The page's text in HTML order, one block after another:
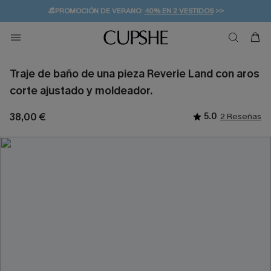
👒PROMOCIÓN DE VERANO:-10% EN 2 VESTIDOS>>
💌¡SUSCRIBIRSE & GANAR -10% EXTRA!
🚚ENVÍO GRATUITO A PARTIR DE 49 € >>
Traje de baño de una pieza Reverie Land con aros
corte ajustado y moldeador.
38,00 € 5.0 2 Reseñas